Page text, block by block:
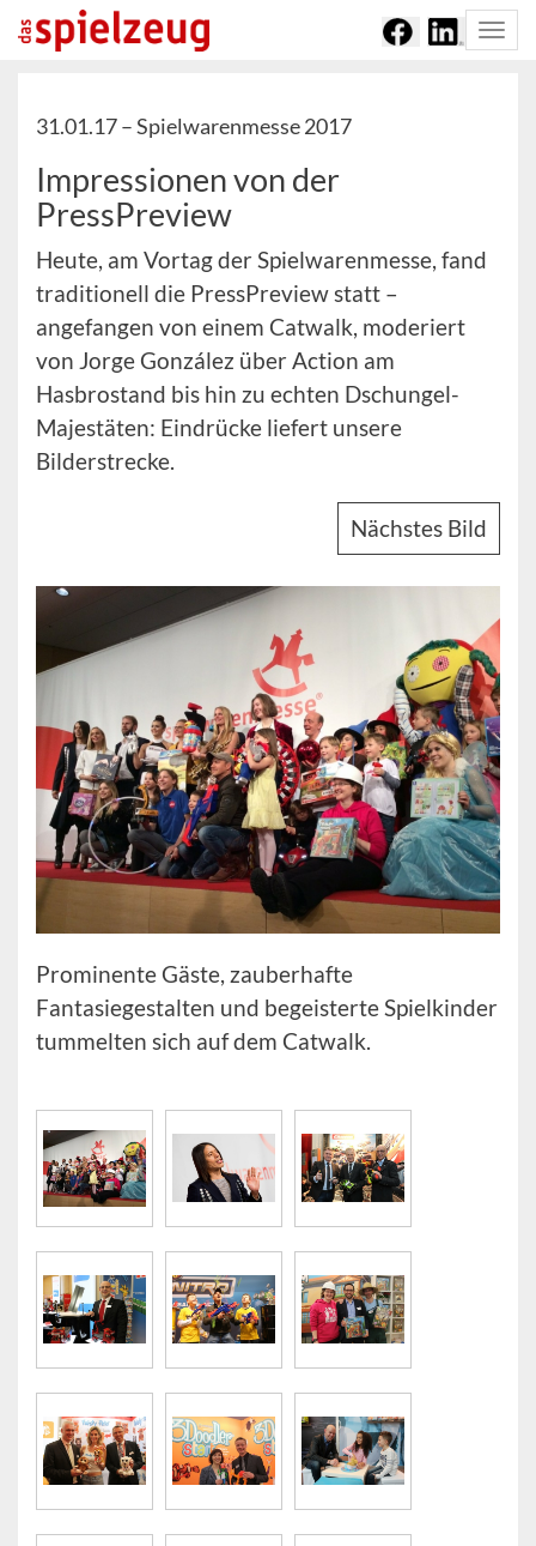
31.01.17 –Spielwarenmesse 2017
Impressionen von der
PressPreview
Heute, am Vortag der Spielwarenmesse, fand
traditionell die PressPreview statt –
angefangen von einem Catwalk, moderiert
von Jorge González über Action am
Hasbrostand bis hin zu echten Dschungel-
Majestäten: Eindrücke liefert unsere
Bilderstrecke.
Nächstes Bild
Prominente Gäste, zauberhafte
Fantasiegestalten und begeisterte Spielkinder
tummelten sich auf dem Catwalk.